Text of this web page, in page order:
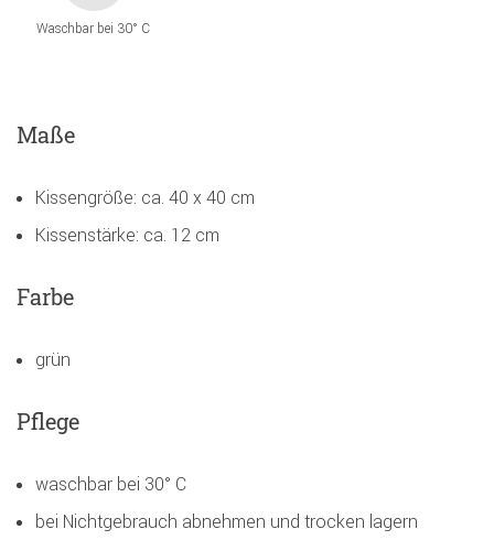
Waschbar bei 30° C
Maße
Kissengröße: ca. 40 x 40 cm
Kissenstärke: ca. 12 cm
Farbe
grün
Pflege
waschbar bei 30° C
bei Nichtgebrauch abnehmen und trocken lagern